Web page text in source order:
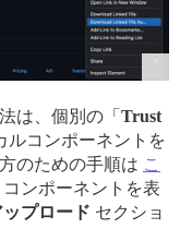
は、個別の「 Trust
ルコンポーネントを
のための手順は こ
ンポーネントを表
ップロード セクショ